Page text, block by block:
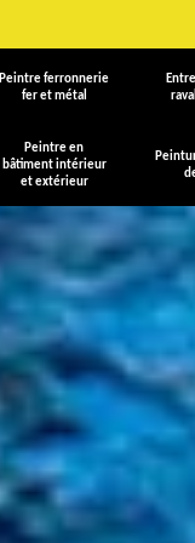
Peintre ferronnerie
fer et métal
Peintre en
bâtiment intérieur
et extérieur